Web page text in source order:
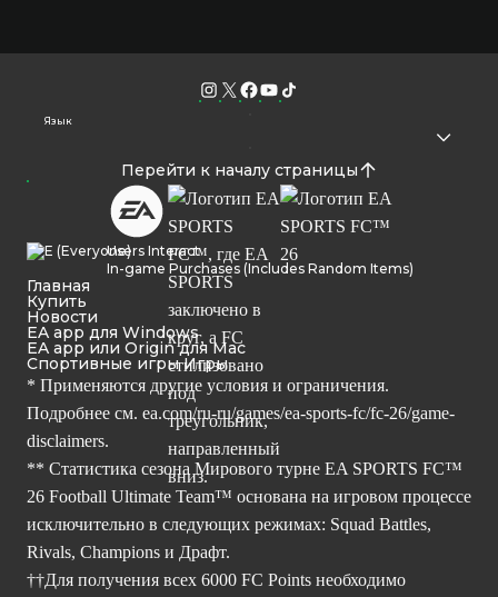
Язык
Перейти к началу страницы
Users Interact
In-game Purchases (Includes Random Items)
Главная
Купить
Новости
EA app для Windows
EA app или Origin для Mac
Спортивные игры Игры
* Применяются другие условия и ограничения.
Подробнее см. ea.com/ru-ru/games/ea-sports-fc/fc-26/game-
disclaimers.
** Статистика сезона Мирового турне EA SPORTS FC™
26 Football Ultimate Team™ основана на игровом процессе
исключительно в следующих режимах: Squad Battles,
Rivals, Champions и Драфт.
††Для получения всех 6000 FC Points необходимо